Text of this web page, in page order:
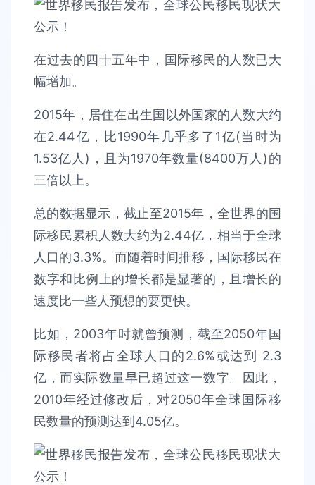
在过去的四十五年中，国际移民的人数已大
幅增加。
2015年，居住在出生国以外国家的人数大约
在2.44亿，比1990年几乎多了1亿(当时为
1.53亿人)，且为1970年数量(8400万人)的
三倍以上。
总的数据显示，截止至2015年，全世界的国
际移民累积人数大约为2.44亿，相当于全球
人口的3.3%。而随着时间推移，国际移民在
数字和比例上的增长都是显著的，且增长的
速度比一些人预想的要更快。
比如，2003年时就曾预测，截至2050年国
际移民者将占全球人口的2.6%或达到 2.3
亿，而实际数量早已超过这一数字。因此，
2010年经过修改后，对2050年全球国际移
民数量的预测达到4.05亿。